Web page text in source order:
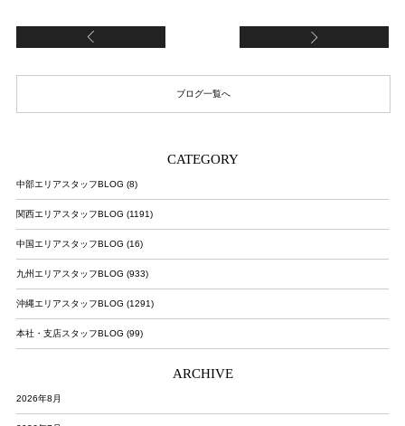
ブログ一覧へ
CATEGORY
中部エリアスタッフBLOG (8)
関西エリアスタッフBLOG (1191)
中国エリアスタッフBLOG (16)
九州エリアスタッフBLOG (933)
沖縄エリアスタッフBLOG (1291)
本社・支店スタッフBLOG (99)
ARCHIVE
2026年8月